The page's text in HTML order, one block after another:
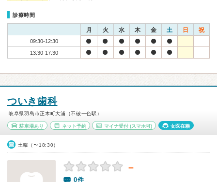
診療時間
月 火 水 木 金 土 日 祝
09:30-12:30
13:30-17:30
ついき歯科
岐阜県羽島市正木町大浦（不破一色駅）
駐車場あり ネット予約 マイナ受付 (スマホ可) 女医在籍
土曜（〜18:30）
－
0件